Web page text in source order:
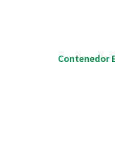
Contenedor